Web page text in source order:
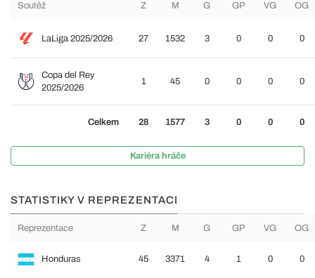
Soutěž Z M G GP VG OG
LaLiga 2025/2026 27 1532 3 0 0 0
Copa del Rey
2025/2026
1 45 0 0 0 0
Celkem 28 1577 3 0 0 0
Kariéra hráče
STATISTIKY V REPREZENTACI
Reprezentace Z M G GP VG OG
Honduras 45 3371 4 1 0 0